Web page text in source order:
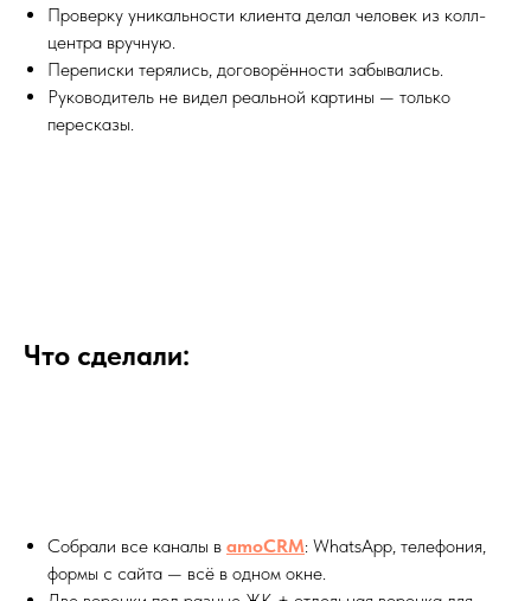
Проверку уникальности клиента делал человек из колл-
центра вручную.
Переписки терялись, договорённости забывались.
Руководитель не видел реальной картины — только
пересказы.
Что сделали:
Собрали все каналы в amoCRM: WhatsApp, телефония,
формы с сайта — всё в одном окне.